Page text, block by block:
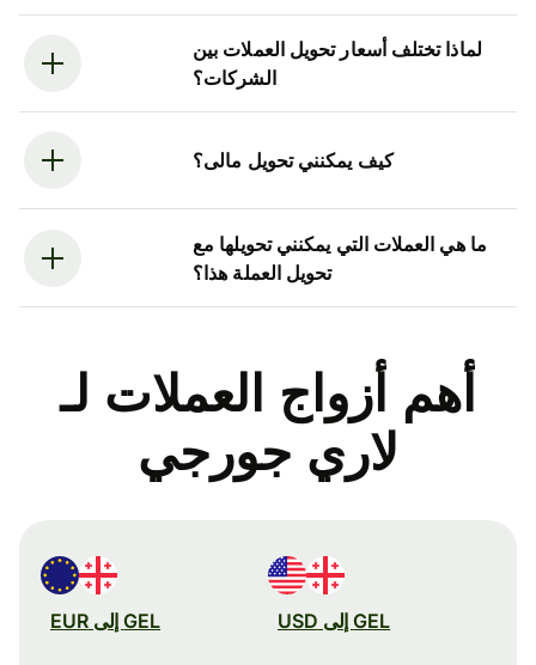
لماذا تختلف أسعار تحويل العملات بين
الشركات؟
كيف يمكنني تحويل مالى؟
ما هي العملات التي يمكنني تحويلها مع
تحويل العملة هذا؟
أهم أزواج العملات لـ
لاري جورجي
GEL إلى USD GEL إلى EUR